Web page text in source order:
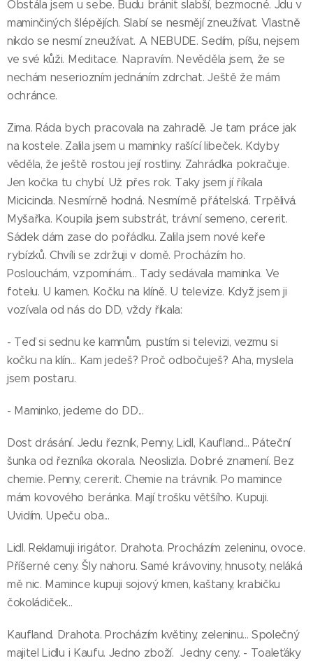
Obstála jsem u sebe. Budu bránit slabší, bezmocné. Jdu v
maminčiných šlépějích. Slabí se nesmějí zneužívat. Vlastně
nikdo se nesmí zneužívat. A NEBUDE. Sedím, píšu, nejsem
ve své kůži. Meditace. Napravím. Nevěděla jsem, že se
nechám neseriozním jednáním zdrchat. Ještě že mám
ochránce.
Zima. Ráda bych pracovala na zahradě. Je tam práce jak
na kostele. Zalila jsem u maminky rašící libeček. Kdyby
věděla, že ještě rostou její rostliny. Zahrádka pokračuje.
Jen kočka tu chybí. Už přes rok. Taky jsem jí říkala
Micicinda. Nesmírně hodná. Nesmírně přátelská. Trpělivá.
Myšařka. Koupila jsem substrát, trávní semeno, cererit.
Sádek dám zase do pořádku. Zalila jsem nové keře
rybízků. Chvíli se zdržuji v domě. Procházím ho.
Poslouchám, vzpomínám... Tady sedávala maminka. Ve
fotelu. U kamen. Kočku na klíně. U televize. Když jsem ji
vozívala od nás do DD, vždy říkala:
- Teď si sednu ke kamnům, pustím si televizi, vezmu si
kočku na klín... Kam jedeš? Proč odbočuješ? Aha, myslela
jsem postaru.
- Maminko, jedeme do DD...
Dost drásání. Jedu řezník, Penny, Lidl, Kaufland... Páteční
šunka od řezníka okorala. Neoslizla. Dobré znamení. Bez
chemie. Penny, cererit. Chemie na trávník. Po mamince
mám kovového beránka. Mají trošku většího. Kupuji.
Uvidím. Upeču oba...
Lidl. Reklamuji irigátor. Drahota. Procházím zeleninu, ovoce.
Příšerné ceny. Šly nahoru. Samé krávoviny, hnusoty, neláká
mě nic. Mamince kupuji sojový kmen, kaštany, krabičku
čokoládiček...
Kaufland. Drahota. Procházím květiny, zeleninu... Společný
majitel Lidlu i Kaufu. Jedno zboží. Jedny ceny. - Toaleťáky